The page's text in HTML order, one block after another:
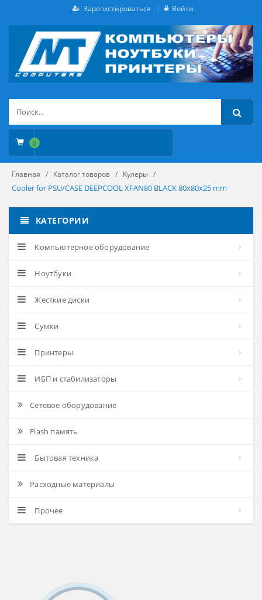
Зарегистироваться Войти
0
Главная Каталог товаров Кулеры
Cooler for PSU/CASE DEEPCOOL XFAN80 BLACK 80x80x25 mm
КАТЕГОРИИ
Компьютерное оборудование
Ноутбуки
Жесткие диски
Сумки
Принтеры
ИБП и стабилизаторы
Сетевое оборудование
Flash память
Бытовая техника
Расходные материалы
Прочее